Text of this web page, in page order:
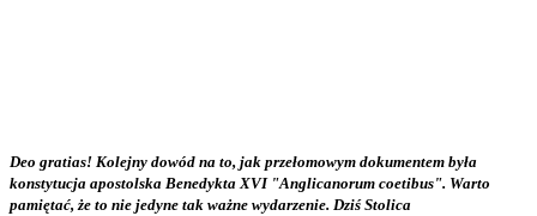
Deo gratias! Kolejny dowód na to, jak przełomowym dokumentem była
konstytucja apostolska Benedykta XVI "Anglicanorum coetibus". Warto
pamiętać, że to nie jedyne tak ważne wydarzenie. Dziś Stolica